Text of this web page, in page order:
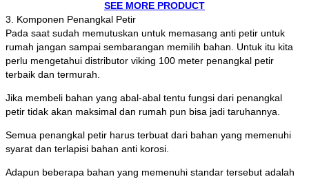
SEE MORE PRODUCT
3. Komponen Penangkal Petir
Pada saat sudah memutuskan untuk memasang anti petir untuk
rumah jangan sampai sembarangan memilih bahan. Untuk itu kita
perlu mengetahui distributor viking 100 meter penangkal petir
terbaik dan termurah.
Jika membeli bahan yang abal-abal tentu fungsi dari penangkal
petir tidak akan maksimal dan rumah pun bisa jadi taruhannya.
Semua penangkal petir harus terbuat dari bahan yang memenuhi
syarat dan terlapisi bahan anti korosi.
Adapun beberapa bahan yang memenuhi standar tersebut adalah